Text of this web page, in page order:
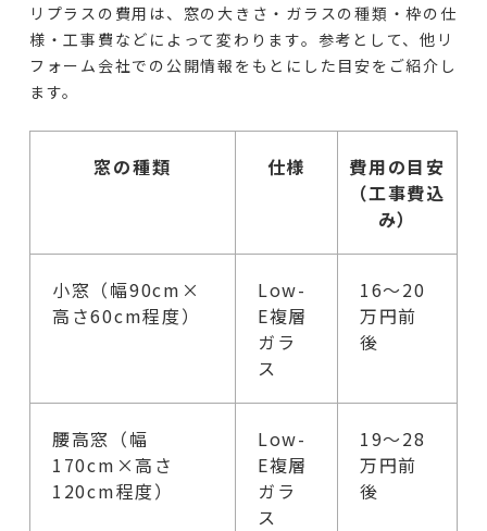
リプラスの費用は、窓の大きさ・ガラスの種類・枠の仕
様・工事費などによって変わります。参考として、他リ
フォーム会社での公開情報をもとにした目安をご紹介し
ます。
窓の種類 仕様
費用の目安
（工事費込
み）
小窓（幅90cm×
高さ60cm程度）
Low-
E複層
ガラ
ス
16〜20
万円前
後
腰高窓（幅
170cm×高さ
120cm程度）
Low-
E複層
ガラ
ス
19〜28
万円前
後